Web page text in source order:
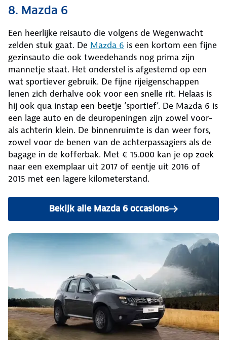
8. Mazda 6
Een heerlijke reisauto die volgens de Wegenwacht
zelden stuk gaat. De Mazda 6 is een kortom een fijne
gezinsauto die ook tweedehands nog prima zijn
mannetje staat. Het onderstel is afgestemd op een
wat sportiever gebruik. De fijne rijeigenschappen
lenen zich derhalve ook voor een snelle rit. Helaas is
hij ook qua instap een beetje ‘sportief’. De Mazda 6 is
een lage auto en de deuropeningen zijn zowel voor-
als achterin klein. De binnenruimte is dan weer fors,
zowel voor de benen van de achterpassagiers als de
bagage in de kofferbak. Met € 15.000 kan je op zoek
naar een exemplaar uit 2017 of eentje uit 2016 of
2015 met een lagere kilometerstand.
Bekijk alle Mazda 6 occasions